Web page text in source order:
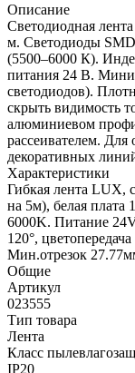
Описание
Светодиодная
м. Светодиоды SMD
(5500–6000 К).
питания 24 В.
светодиодов).
скрыть видимость
алюминиевом
рассеивателем. Для
декоративных
Характеристики
Гибкая лента LUX,
на 5м), белая
6000K. Питание
120°,
Мин.отрезок
Общие
Артикул
023555
Тип товара
Лента
Класс
IP20